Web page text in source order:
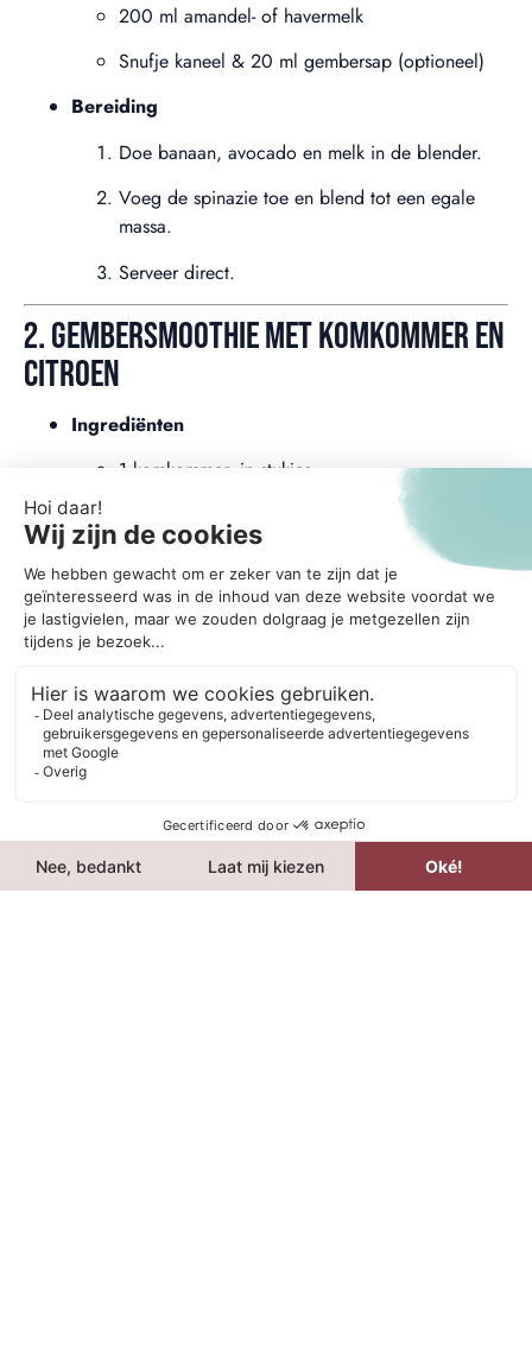
200 ml amandel- of havermelk
Snufje kaneel & 20 ml gembersap (optioneel)
Bereiding
Doe banaan, avocado en melk in de blender.
Voeg de spinazie toe en blend tot een egale
massa.
Serveer direct.
2. GEMBERSMOOTHIE MET KOMKOMMER EN
CITROEN
Ingrediënten
1 komkommer, in stukjes
1 schilletje verse gember (2 cm), geschild
Sap van ½ citroen
150 ml water of kokoswater
Paar blaadjes munt (optioneel)
Bereiding
Blend komkommer en gember tot een gladde
Voeg citroensap en water toe, pulseer kort.
Garneer met muntblaadjes.